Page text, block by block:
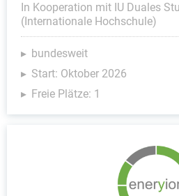
In Kooperation mit IU Duales
(Internationale Hochschule)
bundesweit
Start: Oktober 2026
Freie Plätze: 1